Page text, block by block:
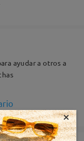
ayudar a otros a
×